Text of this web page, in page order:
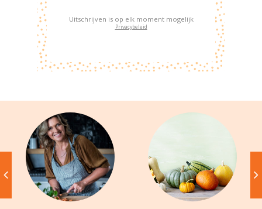
Uitschrijven is op elk moment mogelijk
Privacybeleid